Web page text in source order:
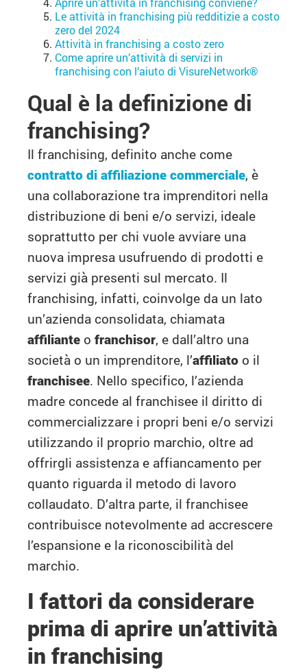
Le attività in franchising più redditizie a costo
zero del 2024
Attività in franchising a costo zero
Come aprire un’attività di servizi in
franchising con l’aiuto di VisureNetwork®
Qual è la definizione di
franchising?
Il franchising, definito anche come
contratto di affiliazione commerciale, è
una collaborazione tra imprenditori nella
distribuzione di beni e/o servizi, ideale
soprattutto per chi vuole avviare una
nuova impresa usufruendo di prodotti e
servizi già presenti sul mercato. Il
franchising, infatti, coinvolge da un lato
un’azienda consolidata, chiamata
affiliante o franchisor, e dall’altro una
società o un imprenditore, l’affiliato o il
franchisee. Nello specifico, l’azienda
madre concede al franchisee il diritto di
commercializzare i propri beni e/o servizi
utilizzando il proprio marchio, oltre ad
offrirgli assistenza e affiancamento per
quanto riguarda il metodo di lavoro
collaudato. D’altra parte, il franchisee
contribuisce notevolmente ad accrescere
l’espansione e la riconoscibilità del
marchio.
I fattori da considerare
prima di aprire un’attività
in franchising